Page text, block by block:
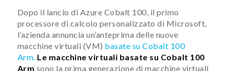
Dopo il lancio di Azure Cobalt 100, il primo
processore di calcolo personalizzato di Microsoft,
l’azienda annuncia un’anteprima delle nuove
macchine virtuali (VM) basate su Cobalt 100
Arm. Le macchine virtuali basate su Cobalt 100
Arm sono la prima generazione di macchine virtuali